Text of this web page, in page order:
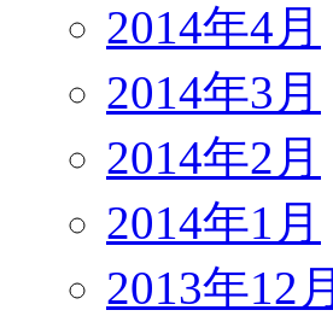
2014年4月
2014年3月
2014年2月
2014年1月
2013年12月